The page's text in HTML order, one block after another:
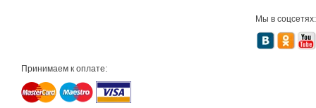
и
к
а
м
т
Мы в соцсетях:
Принимаем к оплате: